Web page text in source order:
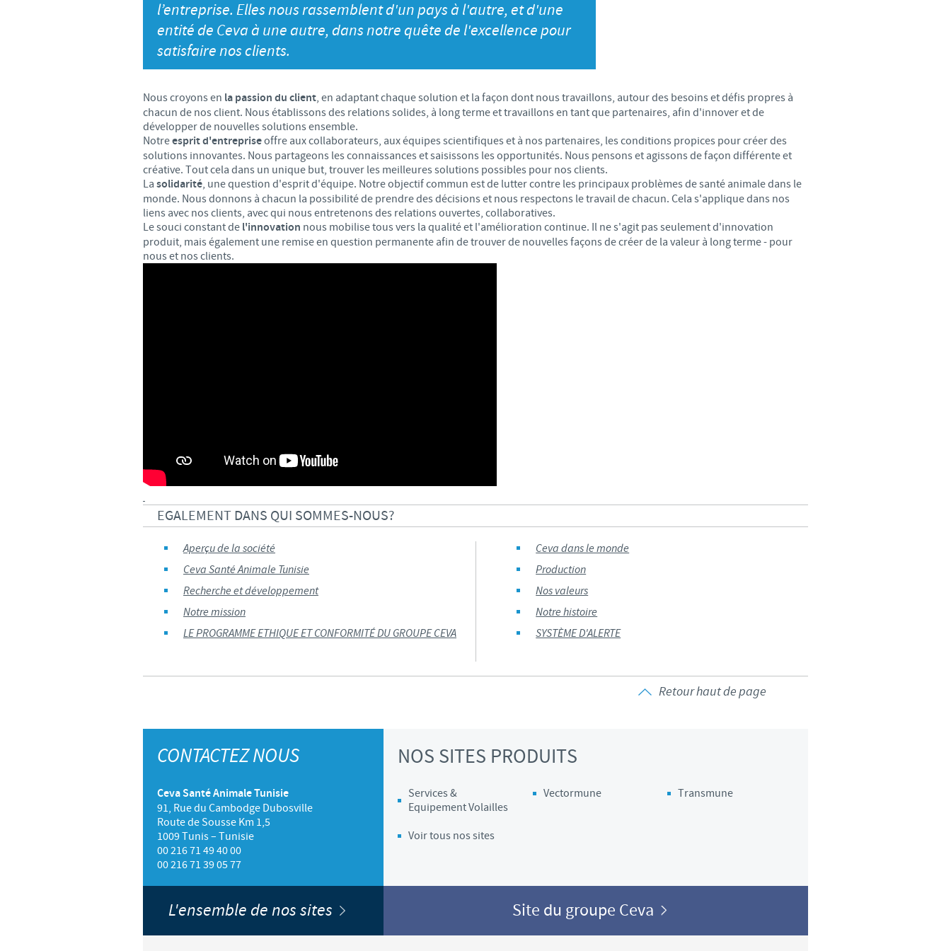
Bulgaria
Canada (EN)
Chile
China
Colombia
Denmark
Egypt
Japan
Malaysia
Mexico
Middle East
Netherlands
Ukraine
United Kingdom
USA
LE PROGRAMME ETHIQUE ET CONFORMITÉ DU GROUPE CEVA
SYSTÈME D'ALERTE
l’entreprise. Elles nous rassemblent d'un pays à l'autre, et d'une
entité de Ceva à une autre, dans notre quête de l'excellence pour
satisfaire nos clients.
Nous croyons en la passion du client, en adaptant chaque solution et la façon dont nous travaillons, autour des besoins et défis propres à
chacun de nos client. Nous établissons des relations solides, à long terme et travaillons en tant que partenaires, afin d'innover et de
développer de nouvelles solutions ensemble.
Notreesprit d'entrepriseoffre aux collaborateurs, aux équipes scientifiques et à nos partenaires, les conditions propices pour créer des
solutions innovantes. Nous partageons les connaissances et saisissons les opportunités. Nous pensons et agissons de façon différente et
créative. Tout cela dans un unique but, trouver les meilleures solutions possibles pour nos clients.
La solidarité, une question d'esprit d'équipe. Notre objectif commun est de lutter contre les principaux problèmes de santé animale dans le
monde. Nous donnons à chacun la possibilité de prendre des décisions et nous respectons le travail de chacun. Cela s'applique dans nos
liens avec nos clients, avec qui nous entretenons des relations ouvertes, collaboratives.
Le souci constant de l'innovation nous mobilise tous vers la qualité et l'amélioration continue. Il ne s'agit pas seulement d'innovation
produit, mais également une remise en question permanente afin de trouver de nouvelles façons de créer de la valeur à long terme - pour
nous et nos clients.
EGALEMENT DANS QUI SOMMES-NOUS?
Aperçu de la société
Ceva dans le monde
Ceva Santé Animale Tunisie
Production
Recherche et développement
Nos valeurs
Notre mission
Notre histoire
LE PROGRAMME ETHIQUE ET CONFORMITÉ DU GROUPE CEVA
SYSTÈME D'ALERTE
Retour haut de page
CONTACTEZ NOUS
Ceva Santé Animale Tunisie
91, Rue du Cambodge Dubosville
Route de Sousse Km 1,5
1009 Tunis – Tunisie
00 216 71 49 40 00
00 216 71 39 05 77
NOS SITES PRODUITS
Services &
Equipement Volailles
Vectormune Transmune
Voir tous nos sites
L'ensemble de nos sites Site du groupe Ceva